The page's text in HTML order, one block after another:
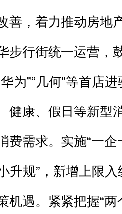
善，着力推动房地
步行街统一运营，
为”“几何”等首店
健康、假日等新型
费需求。实施“一企
升规”，新增上限
机遇。紧紧把握“